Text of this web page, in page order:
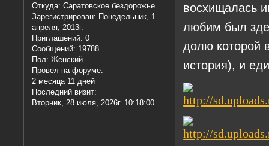
Откуда: Саратовское бездорожье
Зарегистрирован: Понедельник, 1
апреля, 2013г.
Приглашений: 0
Сообщений: 19788
Пол: Женский
Провел на форуме:
2 месяца 11 дней
Последний визит:
Вторник, 28 июля, 2026г. 10:18:00
восхищалась
любим был
долю которой
история), и